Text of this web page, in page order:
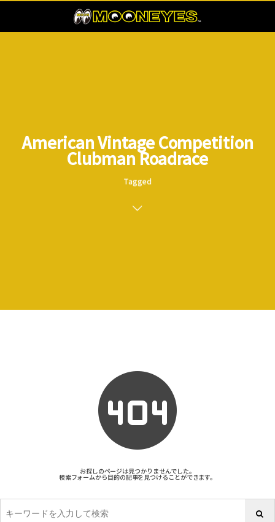
American Vintage Competition
Clubman Roadrace
Tagged
お探しのページは見つかりませんでした。
検索フォームから目的の記事を見つけることができます。